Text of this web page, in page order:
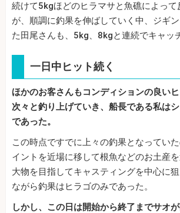
続けて5kgほどのヒラマサと魚礁によって
が、順調に釣果を伸ばしていく中、ジギ
た田尾さんも、5kg、8kgと連続でキャッ
一日中ヒット続く
ほかのお客さんもコンディションの良い
次々と釣り上げていき、船長である私は
であった。
この時点ですでに上々の釣果となってい
イントを近場に移して根魚などのお土産
大物を目指してキャスティングを中心に
ながら釣果はヒラゴのみであった。
しかし、この日は開始から終了までサオ